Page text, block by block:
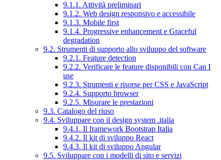
9.1.1. Attività preliminari
9.1.2. Web design responsivo e accessibile
9.1.3. Mobile first
9.1.4. Progressive enhancement e Graceful
degradation
9.2. Strumenti di supporto allo sviluppo del software
9.2.1. Feature detection
9.2.2. Verificare le feature disponibili con Can I
use
9.2.3. Strumenti e risorse per CSS e JavaScript
9.2.4. Supporto browser
9.2.5. Misurare le prestazioni
9.3. Catalogo del riuso
9.4. Sviluppare con il design system .italia
9.4.1. Il framework Bootstrap Italia
9.4.2. Il kit di sviluppo React
9.4.3. Il kit di sviluppo Angular
9.5. Sviluppare con i modelli di sito e servizi